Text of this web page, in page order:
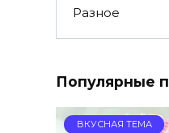
Разное
Популярные
ВКУСНАЯ ТЕМА